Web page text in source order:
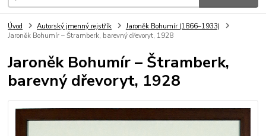
Úvod Autorský jmenný rejstřík
Jaroněk Bohumír (1866–1933)
Jaroněk Bohumír – Štramberk, barevný dřevoryt, 1928
Jaroněk Bohumír – Štramberk,
barevný dřevoryt, 1928